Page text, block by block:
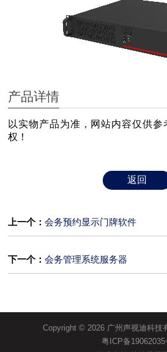
产品详情
以实物产品为准，网站内容仅供
权！
返回
上一个：会务预约显示门牌软件
下一个：会务管理系统服务器
Copyright © 2026 广州声视迪科技
粤ICP备19062035